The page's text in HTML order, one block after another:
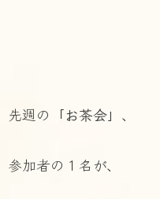
先週の 「お茶会」 、
参加者の１名が、